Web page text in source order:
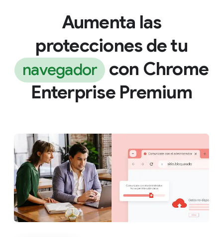
Aumenta las
protecciones de tu
navegador
con Chrome
Enterprise Premium